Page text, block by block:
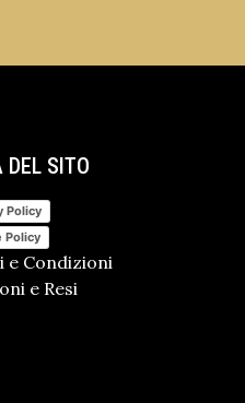
DEL SITO
Policy
Policy
e Condizioni
e Resi